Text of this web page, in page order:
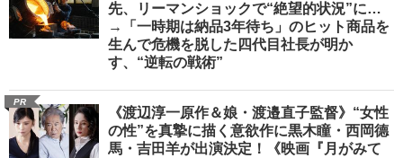
先、リーマンショックで“絶望的状況”に…
→「一時期は納品3年待ち」のヒット商品を
生んで危機を脱した四代目社長が明か
す、“逆転の戦術”
PR
《渡辺淳一原作＆娘・渡邉直子監督》“女性
の性”を真摯に描く意欲作に黒木瞳・西岡德
馬・吉田羊が出演決定！《映画『月がみて